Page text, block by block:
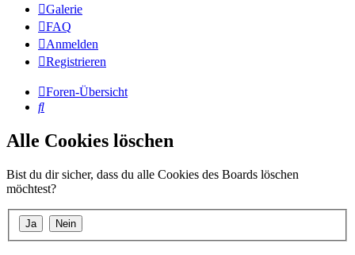
Galerie
FAQ
Anmelden
Registrieren
Foren-Übersicht
Suche
Alle Cookies löschen
Bist du dir sicher, dass du alle Cookies des Boards löschen
möchtest?